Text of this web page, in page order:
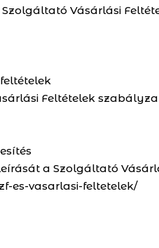
Vásárlási
Feltételek
a Szolgáltató
es-vasarlasi-feltetelek/